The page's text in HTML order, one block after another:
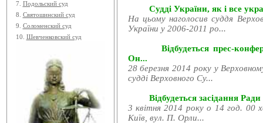
7. Подольский суд
8. Святошинский суд
9. Соломенский суд
10. Шевченковский суд
Судді України, як і все
На цьому наголосив суддя
України у 2006-2011 ро...
Відбудеться прес-
Он...
28 березня 2014 року у
судді Верховного Су...
Відбудеться засідання
3 квітня 2014 року о 14 год. 00
Київ, вул. П. Орли...